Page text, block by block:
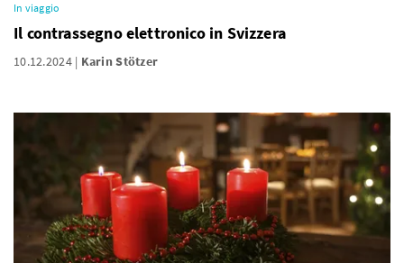
In viaggio
Il contrassegno elettronico in Svizzera
10.12.2024 Karin Stötzer